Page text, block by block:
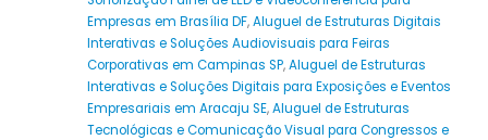
Empresas em Brasília DF,Aluguel de Estruturas Digitais
Interativas e Soluções Audiovisuais para Feiras
Corporativas em Campinas SP,Aluguel de Estruturas
Interativas e Soluções Digitais para Exposições e Eventos
Empresariais em Aracaju SE,Aluguel de Estruturas
Tecnológicas e Comunicação Visual para Congressos e